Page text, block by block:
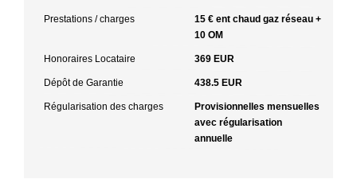
Prestations / charges
15 € ent chaud gaz réseau +
10 OM
Honoraires Locataire 369 EUR
Dépôt de Garantie 438.5 EUR
Régularisation des charges
Provisionnelles mensuelles
avec régularisation
annuelle